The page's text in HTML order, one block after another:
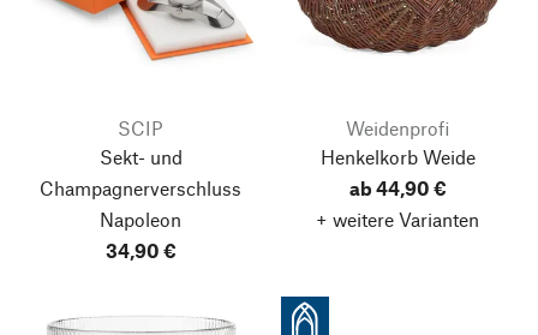
SCIP
Sekt- und
Champagnerverschluss
Napoleon
34,90 €
Weidenprofi
Henkelkorb Weide
ab 44,90 €
+ weitere Varianten